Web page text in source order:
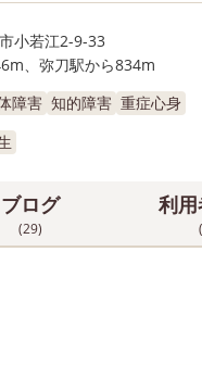
小若江2-9-33
、弥刀駅から834m
障害 知的障害 重症心身
ブログ
(29)
利